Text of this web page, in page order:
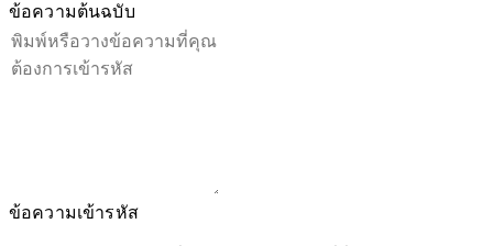
ข้อความต้นฉบับ
ข้อความเข้ารหัส